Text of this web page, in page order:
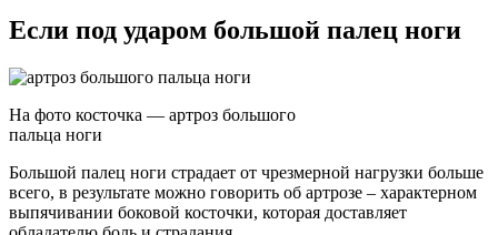
Если под ударом большой палец ноги
На фото косточка — артроз большого
пальца ноги
Большой палец ноги страдает от чрезмерной нагрузки больше
всего, в результате можно говорить об артрозе – характерном
выпячивании боковой косточки, которая доставляет